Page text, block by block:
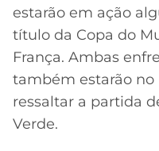
estarão em ação
título da Copa do
França. Ambas
também estarão no
ressaltar a partida
Verde.